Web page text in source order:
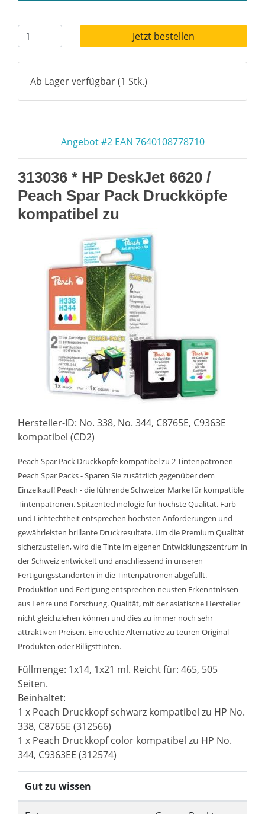
Jetzt bestellen
Ab Lager verfügbar (1 Stk.)
Angebot #2 EAN 7640108778710
313036 * HP DeskJet 6620 /
Peach Spar Pack Druckköpfe
kompatibel zu
Hersteller-ID: No. 338, No. 344, C8765E, C9363E
kompatibel (CD2)
Peach Spar Pack Druckköpfe kompatibel zu 2 Tintenpatronen
Peach Spar Packs - Sparen Sie zusätzlich gegenüber dem
Einzelkauf! Peach - die führende Schweizer Marke für kompatible
Tintenpatronen. Spitzentechnologie für höchste Qualität. Farb-
und Lichtechtheit entsprechen höchsten Anforderungen und
gewährleisten brillante Druckresultate. Um die Premium Qualität
sicherzustellen, wird die Tinte im eigenen Entwicklungszentrum in
der Schweiz entwickelt und anschliessend in unseren
Fertigungsstandorten in die Tintenpatronen abgefüllt.
Produktion und Fertigung entsprechen neusten Erkenntnissen
aus Lehre und Forschung. Qualität, mit der asiatische Hersteller
nicht gleichziehen können und dies zu immer noch sehr
attraktiven Preisen. Eine echte Alternative zu teuren Original
Produkten oder Billigsttinten.
Füllmenge: 1x14, 1x21 ml. Reicht für: 465, 505
Seiten.
Beinhaltet:
1 x Peach Druckkopf schwarz kompatibel zu HP No.
338, C8765E (312566)
1 x Peach Druckkopf color kompatibel zu HP No.
344, C9363EE (312574)
Gut zu wissen